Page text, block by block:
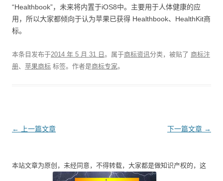
“Healthbook”，未来将内置于iOS8中。主要用于人体健康的应
用，所以大家都倾向于认为苹果已获得 Healthbook、HealthKit商
标。
本条目发布于2014 年 5 月 31 日 。属于商标资讯分类，被贴了 商标注
册、 苹果商标 标签。 作者是商标专家。
文
航
← 上一篇文章 下一篇文章 →
本站文章为原创，未经同意，不得转载，大家都是做知识产权的，这